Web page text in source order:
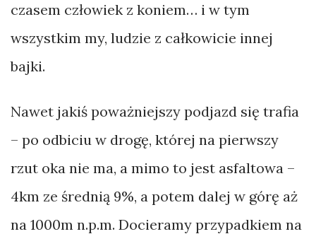
czasem człowiek z koniem… i w tym
wszystkim my, ludzie z całkowicie innej
bajki.
Nawet jakiś poważniejszy podjazd się trafia
– po odbiciu w drogę, której na pierwszy
rzut oka nie ma, a mimo to jest asfaltowa –
4km ze średnią 9%, a potem dalej w górę aż
na 1000m n.p.m. Docieramy przypadkiem na